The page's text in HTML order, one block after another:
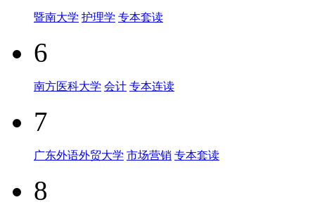
暨南大学 护理学 专本套读
6
南方医科大学 会计 专本连读
7
广东外语外贸大学 市场营销 专本套读
8